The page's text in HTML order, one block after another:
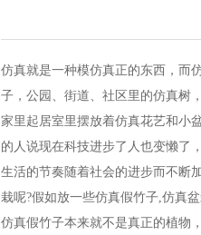
仿真就是一种模仿真正的东西，而
子，公园、街道、社区里的仿真树
家里起居室里摆放着仿真花艺和小
的人说现在科技进步了人也变懒了
生活的节奏随着社会的进步而不断
栽呢?假如放一些仿真假竹子,仿真
仿真假竹子本来就不是真正的植物